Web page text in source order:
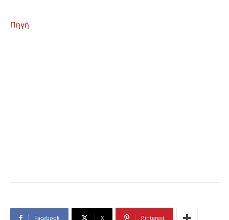
Πηγή
Facebook X Pinterest